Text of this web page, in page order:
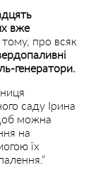
вже
про всяк
генератори.
саду Ірина
можна
на
їх